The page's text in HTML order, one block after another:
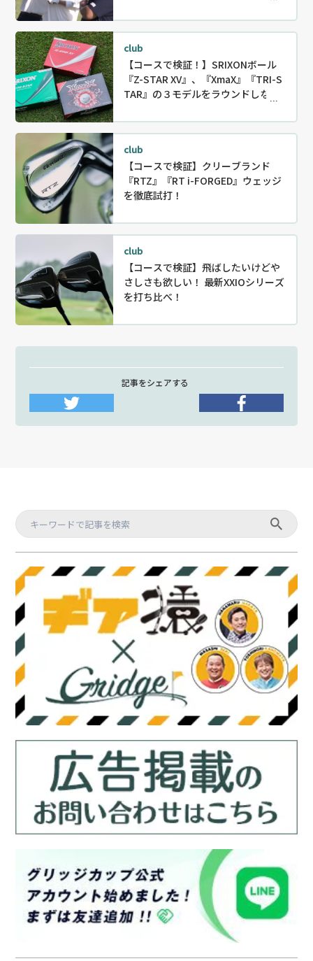
club
【コースで検証！】SRIXONボール
『Z-STAR XV』、『XmaX』『TRI-S
TAR』の３モデルをラウンドしなが
club
【コースで検証】クリーブランド
『RTZ』『RT i-FORGED』ウェッジ
を徹底試打！
club
【コースで検証】飛ばしたいけどや
さしさも欲しい！ 最新XXIOシリーズ
を打ち比べ！
記事をシェアする